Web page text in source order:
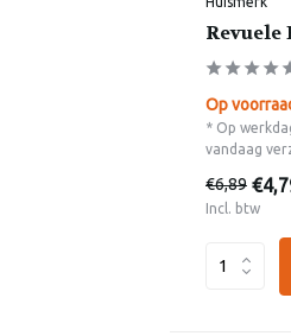
Revuele
Op
* Op
vandaag
€6,89
Incl. btw